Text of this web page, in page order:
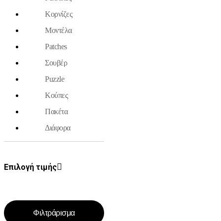
Κορνίζες
Μοντέλα
Patches
Σουβέρ
Puzzle
Κούπες
Πακέτα
Διάφορα
Επιλογή τιμής
Φιλτράρισμα